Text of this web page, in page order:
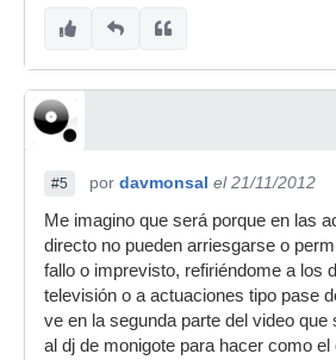
#5 por davmonsal el 21/11/2012
Me imagino que será porque en las
directo no pueden arriesgarse o
fallo o imprevisto, refiriéndome a los
televisión o a actuaciones tipo pase
ve en la segunda parte del video que
al dj de monigote para hacer como el